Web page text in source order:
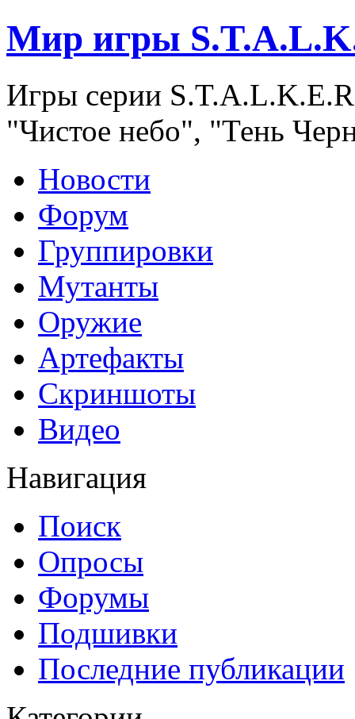
Мир игры
Игры серии
"Чистое небо", "Тень
Новости
Форум
Группировки
Мутанты
Оружие
Артефакты
Скриншоты
Видео
Навигация
Поиск
Опросы
Форумы
Подшивки
Последние публикации